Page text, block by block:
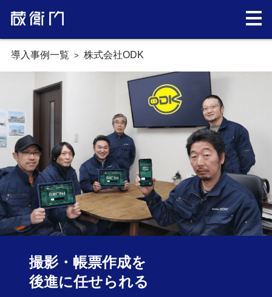
導入事例一覧 株式会社ODK
撮影・帳票作成を
後進に任せられる